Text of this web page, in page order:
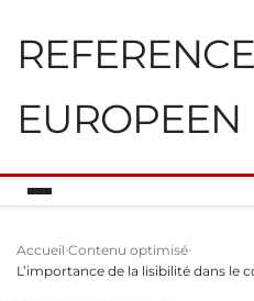
EUROPEEN
Accueil Contenu optimisé
L’importance de la lisibilité dans le